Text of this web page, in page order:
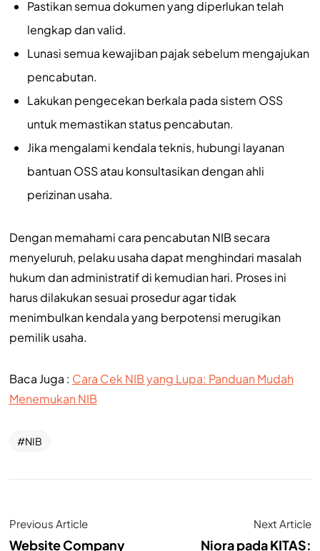
Pastikan semua dokumen yang diperlukan telah
lengkap dan valid.
Lunasi semua kewajiban pajak sebelum mengajukan
pencabutan.
Lakukan pengecekan berkala pada sistem OSS
untuk memastikan status pencabutan.
Jika mengalami kendala teknis, hubungi layanan
bantuan OSS atau konsultasikan dengan ahli
perizinan usaha.
Dengan memahami cara pencabutan NIB secara
menyeluruh, pelaku usaha dapat menghindari masalah
hukum dan administratif di kemudian hari. Proses ini
harus dilakukan sesuai prosedur agar tidak
menimbulkan kendala yang berpotensi merugikan
pemilik usaha.
Baca Juga : Cara Cek NIB yang Lupa: Panduan Mudah
Menemukan NIB
NIB
Previous Article
Website Company
Next Article
Niora pada KITAS: